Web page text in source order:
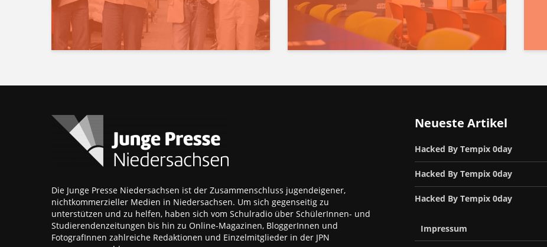
Die Junge Presse Niedersachsen ist der Zusammenschluss jugendeigener,
nichtkommerzieller Medien in Niedersachsen. Um sich gegenseitig zu
unterstützen und zu helfen, haben sich vom Schulradio über SchülerInnen- und
Studierendenzeitungen bis hin zu Online-Magazinen, BloggerInnen und
FotografInnen zahlreiche Redaktionen und Einzelmitglieder in der JPN
Neueste Artikel
Hacked By Tempix 0day
Hacked By Tempix 0day
Hacked By Tempix 0day
Impressum